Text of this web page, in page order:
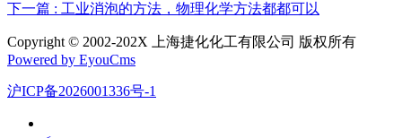
下一篇 : 工业消泡的方法，物理化学方法都都可以
Copyright © 2002-202X 上海捷化化工有限公司 版权所有
Powered by EyouCms
沪ICP备2026001336号-1